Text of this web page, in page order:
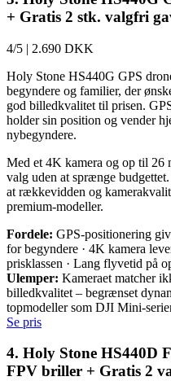
+ Gratis 2 stk. valgfri
4/5 | 2.690 DKK
Holy Stone HS440G GPS
begyndere og familier, der
god billedkvalitet til prisen.
holder sin position og vender
nybegyndere.
Med et 4K kamera og op til 26
valg uden at sprænge
at rækkevidden og
premium-modeller.
Fordele: GPS-positionering
for begyndere · 4K kamera
prisklassen · Lang flyvetid på
Ulemper: Kameraet matcher
billedkvalitet – begrænset
topmodeller som DJI Mini-
Se pris
4. Holy Stone HS440D
FPV briller + Gratis 2